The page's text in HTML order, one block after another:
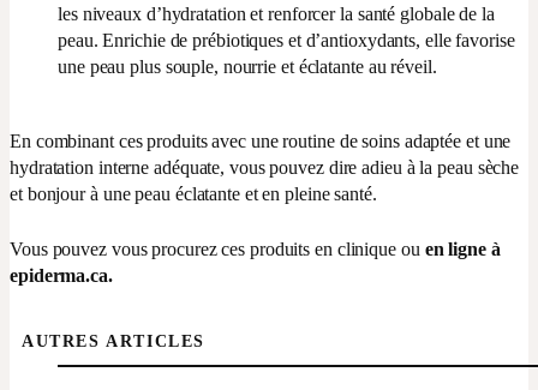
les niveaux d’hydratation et renforcer la santé globale de la
peau. Enrichie de prébiotiques et d’antioxydants, elle favorise
une peau plus souple, nourrie et éclatante au réveil.
En combinant ces produits avec une routine de soins adaptée et une
hydratation interne adéquate, vous pouvez dire adieu à la peau sèche
et bonjour à une peau éclatante et en pleine santé.
Vous pouvez vous procurez ces produits en clinique ou en ligne à
epiderma.ca.
AUTRES ARTICLES